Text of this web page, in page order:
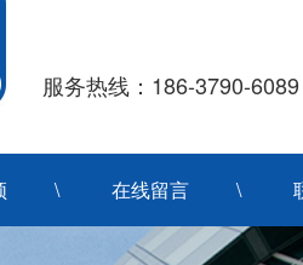
服务热线：186-3790-6089
在线留言